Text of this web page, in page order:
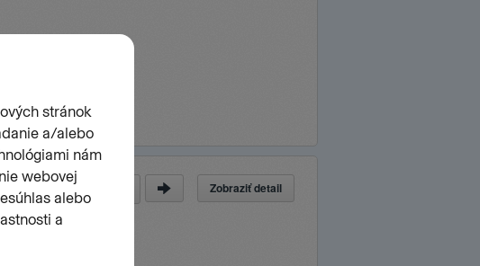
Zobraziť detail
Stránka